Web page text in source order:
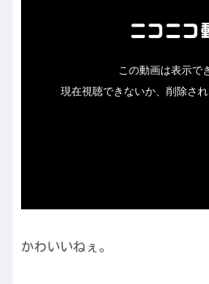
かわいいねぇ。